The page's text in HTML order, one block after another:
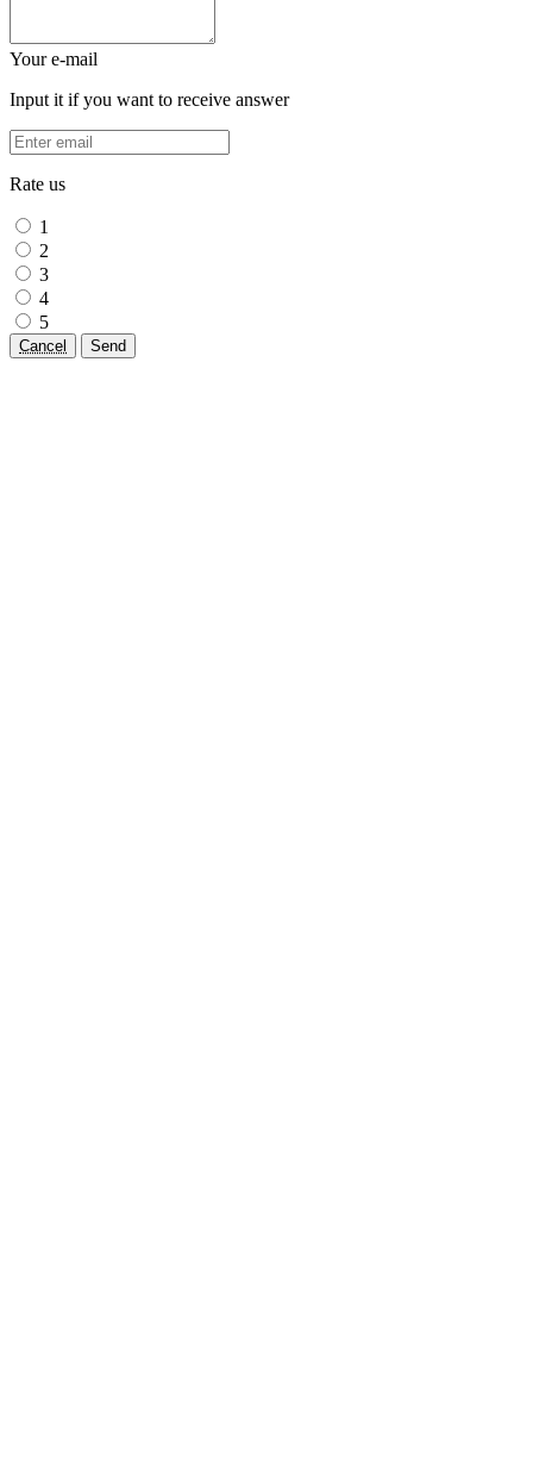
Your e-mail
Input it if you want to receive answer
Rate us
1
2
3
4
5
Cancel Send